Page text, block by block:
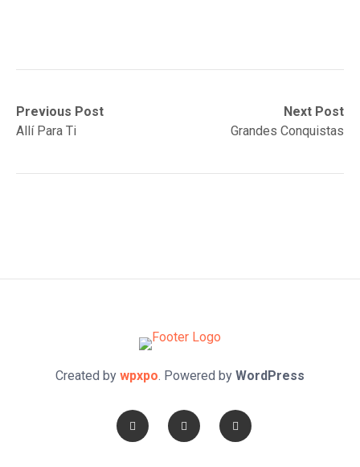
Post
navigation
Previous Post
Previous
post:Allí Para Ti
Next Post
Next
post:
Grandes Conquistas
Created by wpxpo. Powered by WordPress